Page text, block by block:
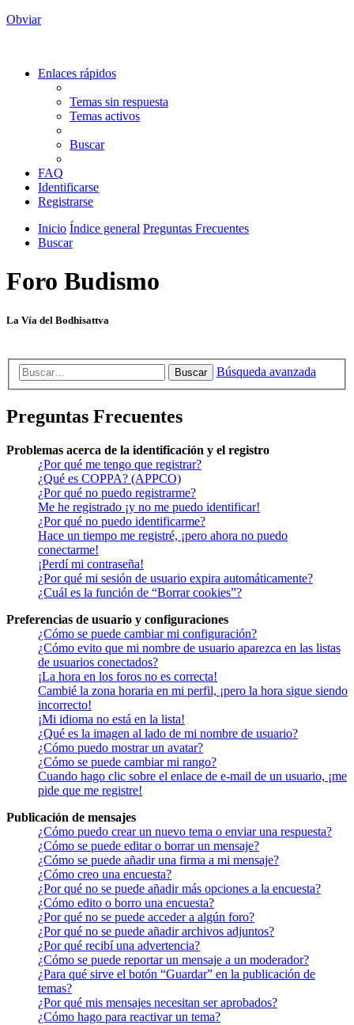
Obviar
Enlaces rápidos
Temas sin respuesta
Temas activos
Buscar
FAQ
Identificarse
Registrarse
Inicio Índice general Preguntas Frecuentes
Buscar
Foro Budismo
La Vía del Bodhisattva
Buscar Búsqueda avanzada
Preguntas Frecuentes
Problemas acerca de la identificación y el registro
¿Por qué me tengo que registrar?
¿Qué es COPPA? (APPCO)
¿Por qué no puedo registrarme?
Me he registrado ¡y no me puedo identificar!
¿Por qué no puedo identificarme?
Hace un tiempo me registré, ¡pero ahora no puedo
conectarme!
¡Perdí mi contraseña!
¿Por qué mi sesión de usuario expira automáticamente?
¿Cuál es la función de “Borrar cookies”?
Preferencias de usuario y configuraciones
¿Cómo se puede cambiar mi configuración?
¿Cómo evito que mi nombre de usuario aparezca en las listas
de usuarios conectados?
¡La hora en los foros no es correcta!
Cambié la zona horaria en mi perfil, ¡pero la hora sigue siendo
incorrecto!
¡Mi idioma no está en la lista!
¿Qué es la imagen al lado de mi nombre de usuario?
¿Cómo puedo mostrar un avatar?
¿Cómo se puede cambiar mi rango?
Cuando hago clic sobre el enlace de e-mail de un usuario, ¡me
pide que me registre!
Publicación de mensajes
¿Cómo puedo crear un nuevo tema o enviar una respuesta?
¿Cómo se puede editar o borrar un mensaje?
¿Cómo se puede añadir una firma a mi mensaje?
¿Cómo creo una encuesta?
¿Por qué no se puede añadir más opciones a la encuesta?
¿Cómo edito o borro una encuesta?
¿Por qué no se puede acceder a algún foro?
¿Por qué no se puede añadir archivos adjuntos?
¿Por qué recibí una advertencia?
¿Cómo se puede reportar un mensaje a un moderador?
¿Para qué sirve el botón “Guardar” en la publicación de
temas?
¿Por qué mis mensajes necesitan ser aprobados?
¿Cómo hago para reactivar un tema?